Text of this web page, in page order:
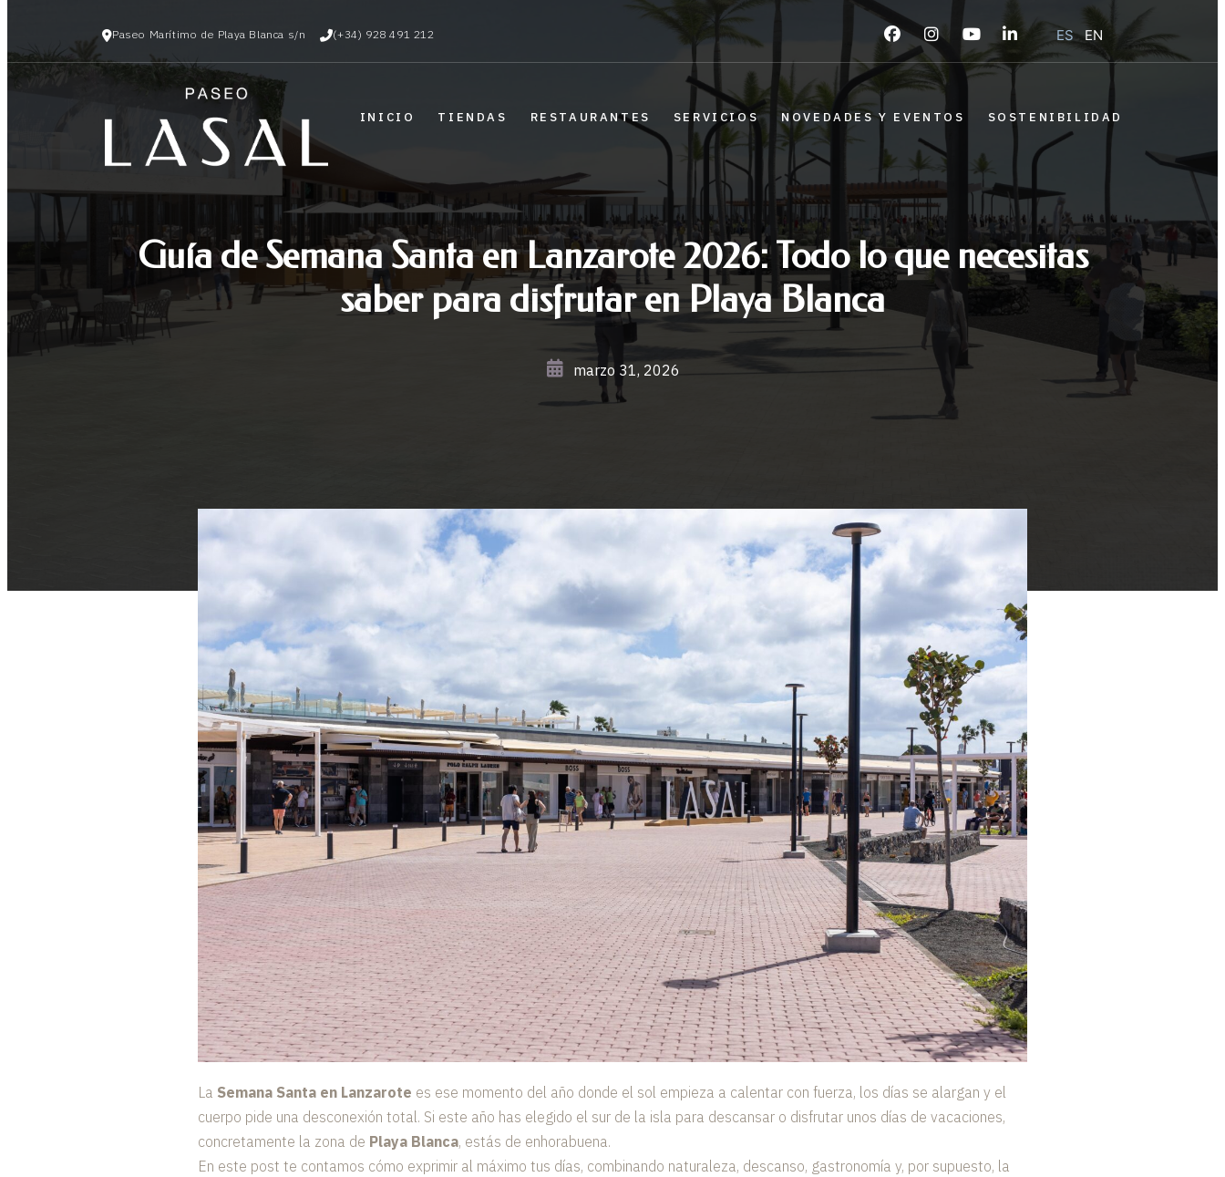
Paseo Marítimo de Playa Blanca s/n (+34) 928 491 212 ES EN
INICIO TIENDAS RESTAURANTES SERVICIOS NOVEDADES Y EVENTOS SOSTENIBILIDAD
Guía de Semana Santa en Lanzarote 2026: Todo lo que necesitas
saber para disfrutar en Playa Blanca
marzo 31, 2026
La Semana Santa en Lanzarote es ese momento del año donde el sol empieza a calentar con fuerza, los días se alargan y el
cuerpo pide una desconexión total. Si este año has elegido el sur de la isla para descansar o disfrutar unos días de vacaciones,
concretamente la zona de Playa Blanca, estás de enhorabuena.
En este post te contamos cómo exprimir al máximo tus días, combinando naturaleza, descanso, gastronomía y, por supuesto, la